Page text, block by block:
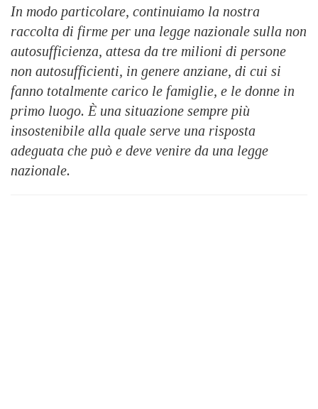
In modo particolare, continuiamo la nostra
raccolta di firme per una legge nazionale sulla non
autosufficienza, attesa da tre milioni di persone
non autosufficienti, in genere anziane, di cui si
fanno totalmente carico le famiglie, e le donne in
primo luogo. È una situazione sempre più
insostenibile alla quale serve una risposta
adeguata che può e deve venire da una legge
nazionale.